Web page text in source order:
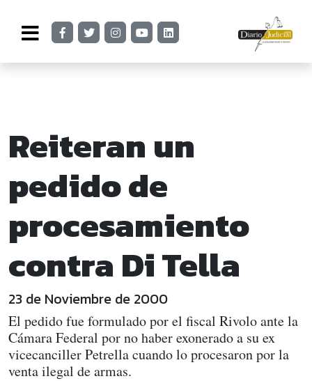
Reiteran un
pedido de
procesamiento
contra Di Tella
23 de Noviembre de 2000
El pedido fue formulado por el fiscal Rivolo ante la
Cámara Federal por no haber exonerado a su ex
vicecanciller Petrella cuando lo procesaron por la
venta ilegal de armas.